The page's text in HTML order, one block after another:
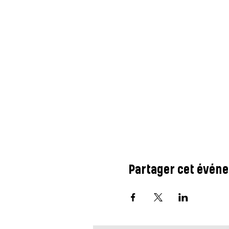
Partager cet